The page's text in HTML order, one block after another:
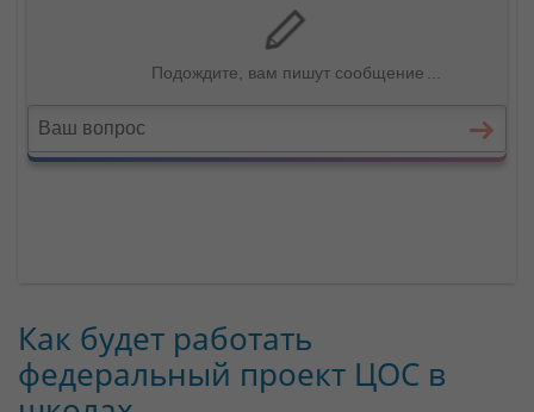
Как будет работать
федеральный проект ЦОС в